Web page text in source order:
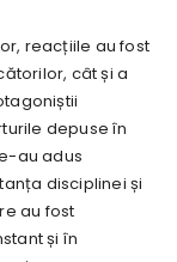
reacțiile au fost
cât și a
depuse în
au adus
disciplinei și
au fost
și în